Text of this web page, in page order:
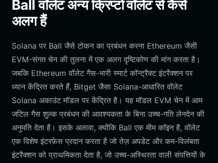
Ball वॉलेट अन्य क्रिप्टो वॉलेट से कैसे
अलग हैं
Solana पर Ball जैसे टोकन का प्रबंधन करना Ethereum जैसी
EVM-संगत चेन की तुलना में एक अलग दृष्टिकोण की मांग करता है।
जबकि Ethereum वॉलेट गैस-भारी स्मार्ट कॉन्ट्रैक्ट इंटरैक्शन पर
ध्यान केंद्रित करते हैं, Bitget जैसा Solana-आधारित वॉलेट
Solana अकाउंट मॉडल पर केंद्रित है। यह मॉडल EVM चेन में आम
जटिल गैस शुल्क प्रबंधन की आवश्यकता के बिना उच्च-गति लेनदेन की
अनुमति देता है। इसके अलावा, क्योंकि Ball एक मीम कॉइन है, वॉलेट
एक विशेष इंटरफ़ेस प्रदान करता है जो तेज़ अपडेट और कम-विलंबता
इंटरैक्शन को प्राथमिकता देता है, जो उच्च-अस्थिरता वाली संपत्तियों के